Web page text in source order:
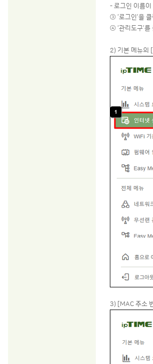
- 로그인 이름
③ ‘로그인’을
④ ‘관리도구’를
2) 기본 메뉴의
3) [MAC 주소